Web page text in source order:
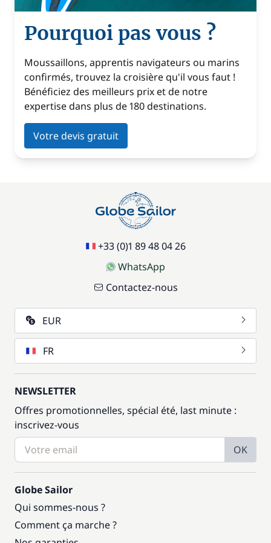
Pourquoi pas vous ?
Moussaillons, apprentis navigateurs ou marins
confirmés, trouvez la croisière qu'il vous faut !
Bénéficiez des meilleurs prix et de notre
expertise dans plus de 180 destinations.
Votre devis gratuit
+33 (0)1 89 48 04 26
WhatsApp
Contactez-nous
EUR
FR
NEWSLETTER
Offres promotionnelles, spécial été, last minute :
inscrivez-vous
OK
Globe Sailor
Qui sommes-nous ?
Comment ça marche ?